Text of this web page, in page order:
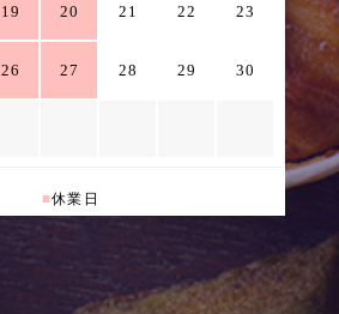
19 20 21 22 23
26 27 28 29 30
■休業日